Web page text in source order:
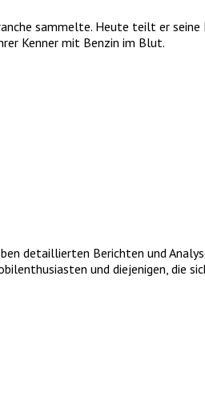
sammelte. Heute teilt er seine
Kenner mit Benzin im Blut.
detaillierten Berichten und
und diejenigen, die